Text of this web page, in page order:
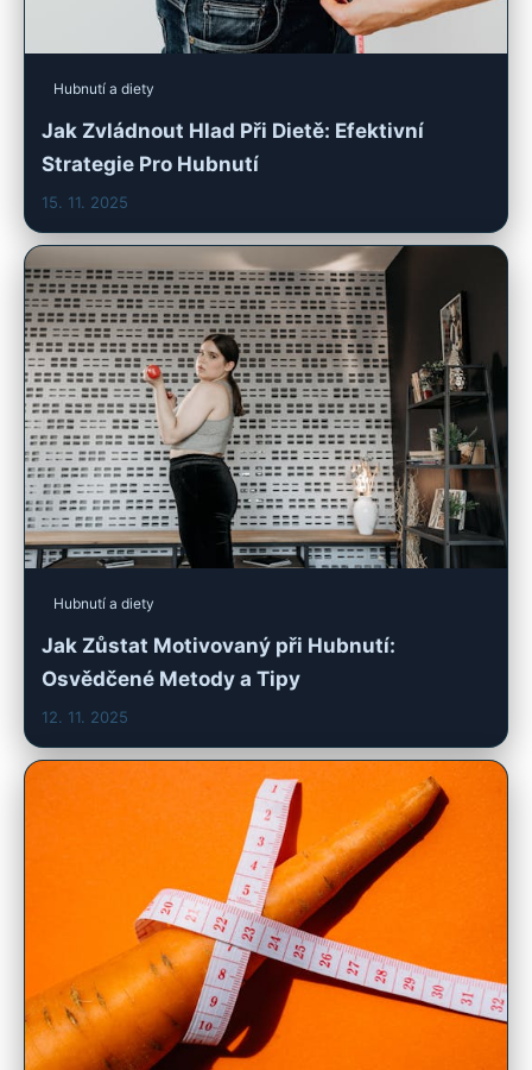
Hubnutí a diety
Jak Zvládnout Hlad Při Dietě: Efektivní
Strategie Pro Hubnutí
15. 11. 2025
Hubnutí a diety
Jak Zůstat Motivovaný při Hubnutí:
Osvědčené Metody a Tipy
12. 11. 2025